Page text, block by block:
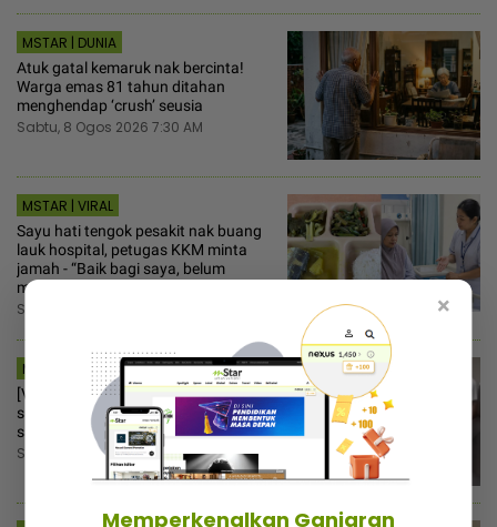
MSTAR | DUNIA
Atuk gatal kemaruk nak bercinta!
Warga emas 81 tahun ditahan
menghendap ‘crush’ seusia
Sabtu, 8 Ogos 2026 7:30 AM
MSTAR | VIRAL
Sayu hati tengok pesakit nak buang
lauk hospital, petugas KKM minta
jamah - “Baik bagi saya, belum
makan dari pagi”
Sabtu, 8 Ogos 2026 7:00 AM
MSTAR | DUNIA
[V] Tandas OKU jadi ‘port’ cuci
superbike! Ramai geram pemuda
salah guna fasiliti awam
Sabtu, 8 Ogos 2026 7:00 AM
×
Memperkenalkan Ganjaran